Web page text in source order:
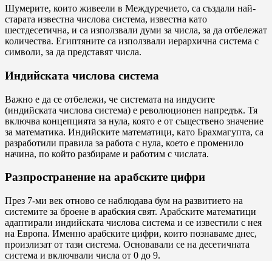
Шумерите, които живеели в Междуречието, са създали най-
старата известна числова система, известна като
шестдесетична, и са използвали думи за числа, за да отбележат
количества. Египтяните са използвали иерархична система с
символи, за да представят числа.
Индийската числова система
Важно е да се отбележи, че системата на индусите
(индийската числова система) е революционен напредък. Тя
включва концепцията за нула, която е от съществено значение
за математика. Индийските математици, като Брахмагупта, са
разработили правила за работа с нула, което е променило
начина, по който разбираме и работим с числата.
Разпространение на арабските цифри
През 7-ми век отново се наблюдава бум на развитието на
системите за броене в арабския свят. Арабските математици
адаптирали индийската числова система и се известили с нея
на Европа. Именно арабските цифри, които познаваме днес,
произлизат от тази система. Основавали се на десетичната
система и включвали числа от 0 до 9.